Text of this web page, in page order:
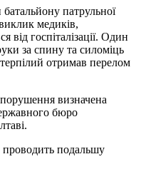
патрульної
медиків,
від госпіталізації. Один
за спину та силоміць
отримав перелом
визначена
бюро
проводить подальшу